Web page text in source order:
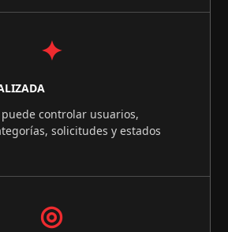
✦
controlar usuarios,
solicitudes y estados
◎